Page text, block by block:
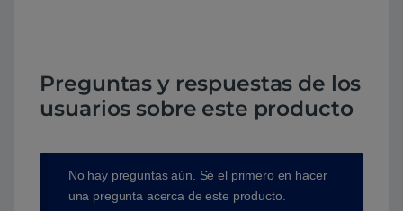
Preguntas y respuestas de los
usuarios sobre este producto
No hay preguntas aún. Sé el primero en hacer
una pregunta acerca de este producto.